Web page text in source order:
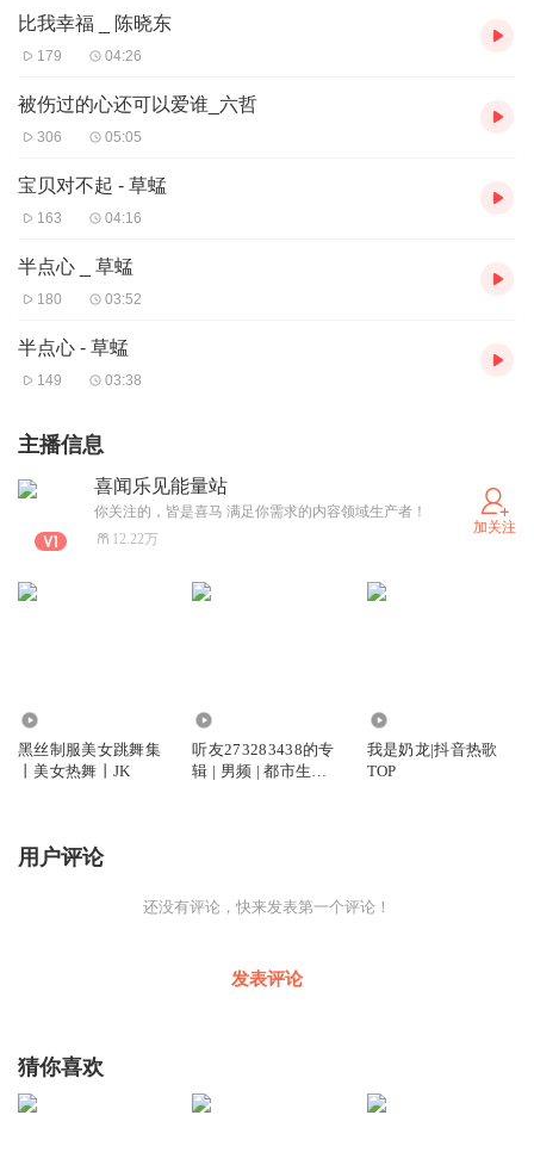
比我幸福 _ 陈晓东
179 04:26
被伤过的心还可以爱谁_六哲
306 05:05
宝贝对不起 - 草蜢
163 04:16
半点心 _ 草蜢
180 03:52
半点心 - 草蜢
149 03:38
主播信息
喜闻乐见能量站
你关注的，皆是喜马 满足你需求的内容领域生产者！
12.22万
加关注
黑丝制服美女跳舞集
丨美女热舞丨JK
听友273283438的专
辑 | 男频 | 都市生活 |
我是奶龙|抖音热歌
TOP
用户评论
还没有评论，快来发表第一个评论！
发表评论
猜你喜欢